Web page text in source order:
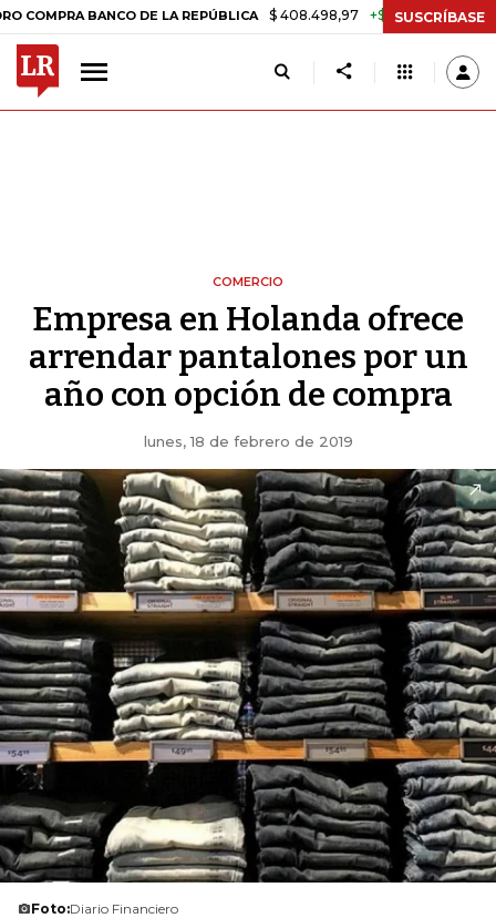
BANCO DE LA REPÚBLICA $ 408.498,97 +$ 8.753,81 +2,19%
SUSCRÍBASE
COMERCIO
Empresa en Holanda ofrece
arrendar pantalones por un
año con opción de compra
lunes, 18 de febrero de 2019
Foto:Diario Financiero